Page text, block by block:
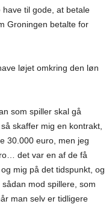
til gode, at betale
Groningen betalte for
løjet omkring den løn
som spiller skal gå
skaffer mig en kontrakt,
30.000 euro, men jeg
det var en af de få
mig på det tidspunkt, og
mod spillere, som
man selv er tidligere